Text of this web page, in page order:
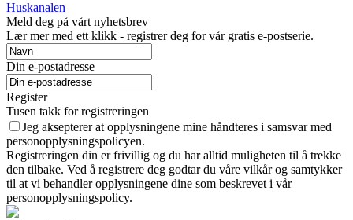
Huskanalen
Meld deg på vårt nyhetsbrev
Lær mer med ett klikk - registrer deg for vår gratis e-postserie.
Din e-postadresse
Register
Tusen takk for registreringen
Jeg aksepterer at opplysningene mine håndteres i samsvar med
personopplysningspolicyen.
Registreringen din er frivillig og du har alltid muligheten til å trekke
den tilbake. Ved å registrere deg godtar du våre vilkår og samtykker
til at vi behandler opplysningene dine som beskrevet i vår
personopplysningspolicy.